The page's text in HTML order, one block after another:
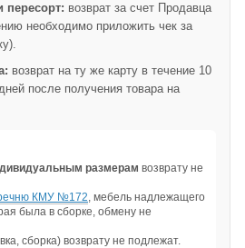
пересорт: возврат за счет Продавца
необходимо приложить чек за
возврат на ту же карту в течение 10
после получения товара на
размерам возврату не
КМУ №172 , мебель надлежащего
была в сборке, обмену не
сборка) возврату не подлежат.